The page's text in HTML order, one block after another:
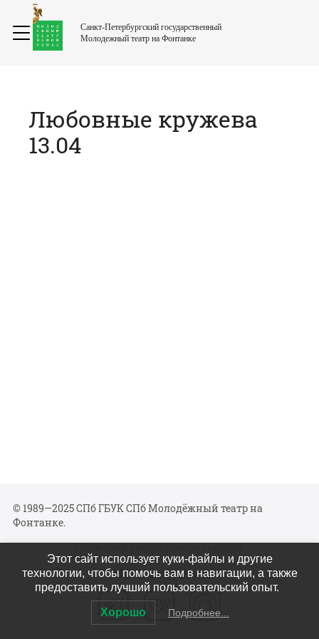
Санкт-Петербургский государственный
Молодежный театр на Фонтанке
Любовные кружева
13.04
© 1989—2025 СПб ГБУК СПб Молодёжный театр на
Фонтанке.
Политика конфиденциальности
Мы в соцсетях
Этот сайт использует куки-файлы и другие
технологии, чтобы помочь вам в навигации, а также
предоставить лучший пользовательский опыт.
Хорошо Подробнее...